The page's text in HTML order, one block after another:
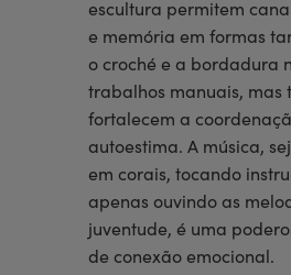
escultura permitem
e memória em formas
o croché e a bordadura
trabalhos manuais, mas
fortalecem a
autoestima. A música,
em corais, tocando
apenas ouvindo as
juventude, é uma
de conexão emocional.